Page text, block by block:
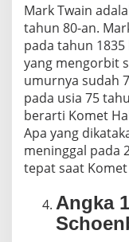
Mark Twain
tahun 80-an.
pada tahun
yang mengorbit
umurnya sudah
pada usia 75
berarti Komet
Apa yang
meninggal pada
tepat saat
Angka